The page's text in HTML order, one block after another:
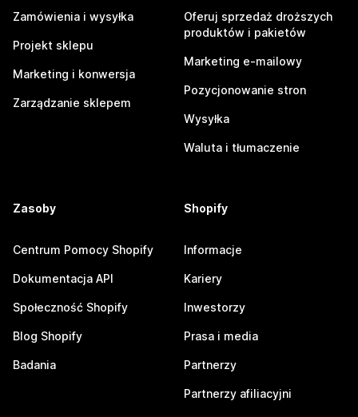
Zamówienia i wysyłka
Projekt sklepu
Marketing i konwersja
Zarządzanie sklepem
Oferuj sprzedaż droższych
produktów i pakietów
Marketing e-mailowy
Pozycjonowanie stron
Wysyłka
Waluta i tłumaczenie
Zasoby
Centrum Pomocy Shopify
Dokumentacja API
Społeczność Shopify
Blog Shopify
Badania
Shopify
Informacje
Kariery
Inwestorzy
Prasa i media
Partnerzy
Partnerzy afiliacyjni